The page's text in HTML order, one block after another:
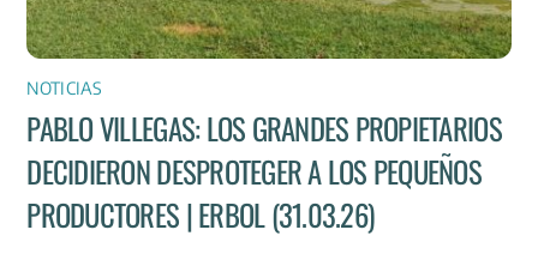
NOTICIAS
PABLO VILLEGAS: LOS GRANDES PROPIETARIOS
DECIDIERON DESPROTEGER A LOS PEQUEÑOS
PRODUCTORES | ERBOL (31.03.26)